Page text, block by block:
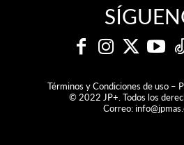
Términos y Condiciones de uso –
© 2022 JP+. Todos los
Correo: